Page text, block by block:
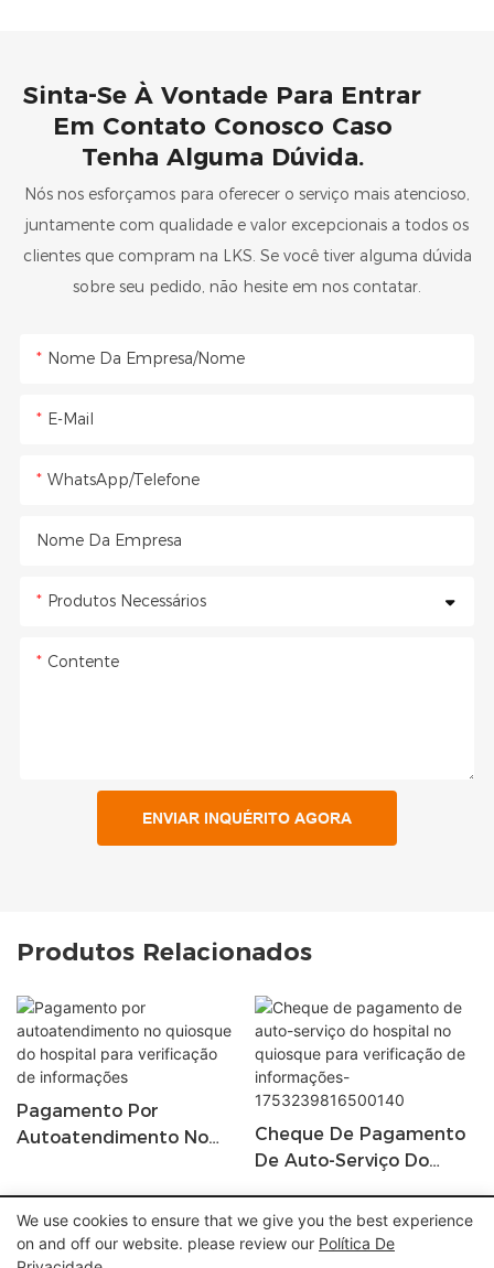
Sinta-Se À Vontade Para Entrar
Em Contato Conosco Caso
Tenha Alguma Dúvida.
Nós nos esforçamos para oferecer o serviço mais atencioso,
juntamente com qualidade e valor excepcionais a todos os
clientes que compram na LKS. Se você tiver alguma dúvida
sobre seu pedido, não hesite em nos contatar.
Nome Da Empresa/Nome
E-Mail
WhatsApp/Telefone
Nome Da Empresa
Produtos Necessários
Contente
ENVIAR INQUÉRITO AGORA
Produtos Relacionados
Pagamento Por
Autoatendimento No
Informações
Cheque De Pagamento
De Auto-Serviço Do
Para Verificação De
Informações-
Copyright © 2026 Shenzhen Lean Kiosk Systems Co., LTD
We use cookies to ensure that we give you the best experience
on and off our website. please review our Política De